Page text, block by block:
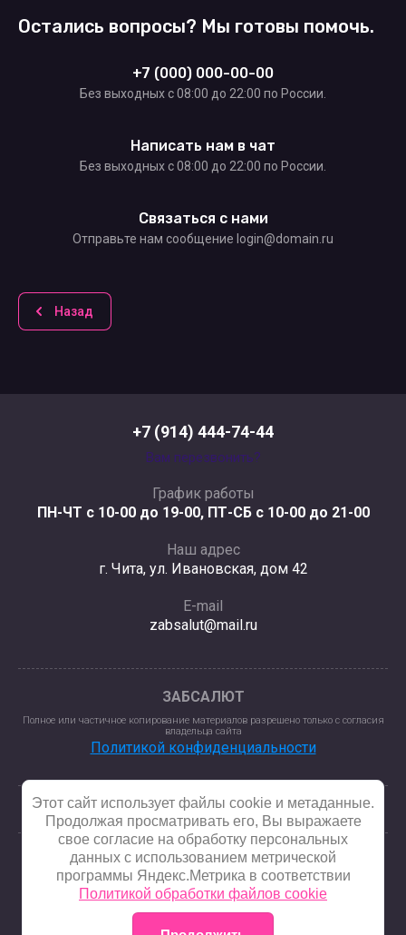
Остались вопросы? Мы готовы помочь.
+7 (000) 000-00-00
Без выходных c 08:00 до 22:00 по России.
Написать нам в чат
Без выходных c 08:00 до 22:00 по России.
Связаться с нами
Отправьте нам сообщение login@domain.ru
Назад
+7 (914) 444-74-44
Вам перезвонить?
График работы
ПН-ЧТ с 10-00 до 19-00, ПТ-СБ с 10-00 до 21-00
Наш адрес
г. Чита, ул. Ивановская, дом 42
E-mail
zabsalut@mail.ru
ЗАБСАЛЮТ
Полное или частичное копирование материалов разрешено только с согласия
владельца сайта
Политикой конфиденциальности
© 2025 - 2026
Этот сайт использует файлы cookie и метаданные.
Продолжая просматривать его, Вы выражаете
свое согласие на обработку персональных
данных с использованием метрической
программы Яндекс.Метрика в соответствии
Политикой обработки файлов cookie